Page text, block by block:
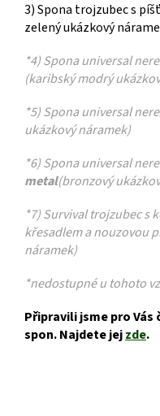
3) Spona trojzubec s
zelený ukázkový
*4) Spona universal
(karibský modrý
*5) Spona universal
ukázkový náramek)
*6) Spona universal
metal(bronzový
*7) Survival trojzubec s
křesadlem a nouzovou
náramek)
*nedostupné u tohoto
Připravili jsme pro
spon. Najdete jejzde.